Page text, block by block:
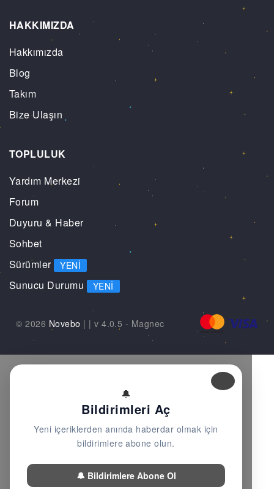
HAKKIMIZDA
Hakkımızda
Blog
Takım
Bize Ulaşın
TOPLULUK
Yardım Merkezi
Forum
Duyuru & Haber
Sohbet
Sürümler YENI
Sunucu Durumu YENI
© 2026 Novebo | | v 4.0.5 - Magnec
🔔
Bildirimleri Aç
Yeni içeriklerden anında haberdar olmak için
bildirimlere abone olun.
🔔 Bildirimlere Abone Ol